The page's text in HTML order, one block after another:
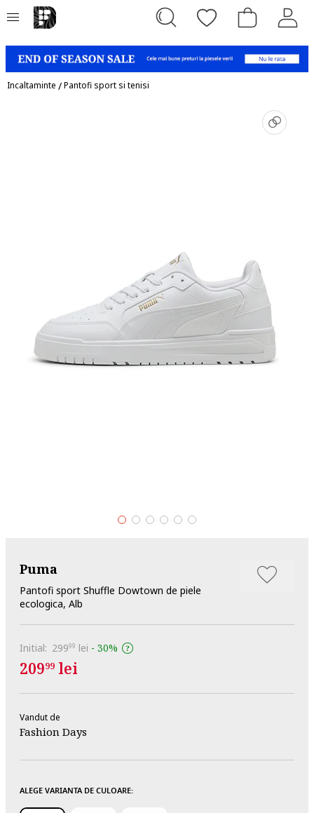
Incaltaminte /Pantofi sport si tenisi
Puma
Pantofi sport Shuffle Dowtown de piele
ecologica, Alb
Initial: 29999 lei - 30%
20999 lei
Vandut de
Fashion Days
ALEGE VARIANTA DE CULOARE: